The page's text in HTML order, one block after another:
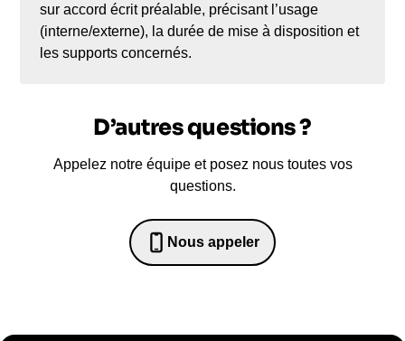
sur accord écrit préalable, précisant l’usage
(interne/externe), la durée de mise à disposition et
les supports concernés.
D’autres questions ?
Appelez notre équipe et posez nous toutes vos
questions.
Nous appeler
0652698481